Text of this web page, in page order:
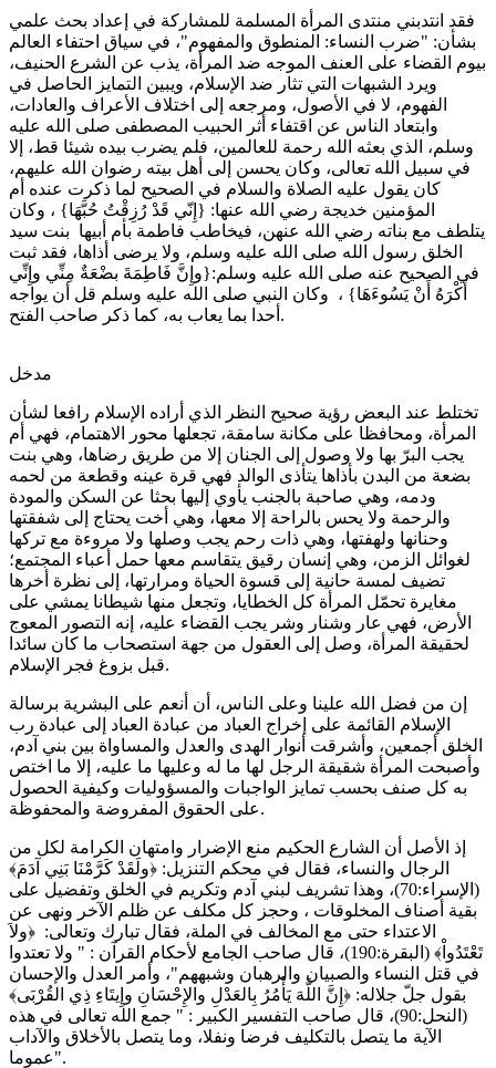
فقد انتدبني منتدى المرأة المسلمة للمشاركة في إعداد بحث علمي
بشأن: "ضرب النساء: المنطوق والمفهوم"، في سياق احتفاء العالم
بيوم القضاء على العنف الموجه ضد المرأة، يذب عن الشرع الحنيف،
ويرد الشبهات التي تثار ضد الإسلام، ويبين التمايز الحاصل في
الفهوم، لا في الأصول، ومرجعه إلى اختلاف الأعراف والعادات،
وابتعاد الناس عن اقتفاء أثر الحبيب المصطفى صلى الله عليه
وسلم، الذي بعثه الله رحمة للعالمين، فلم يضرب بيده شيئا قط، إلا
في سبيل الله تعالى، وكان يحسن إلى أهل بيته رضوان الله عليهم،
كان يقول عليه الصلاة والسلام في الصحيح لما ذكرت عنده أم
المؤمنين خديجة رضي الله عنها: {إِنّي قَدْ رُزِقْتُ حُبَّهَا} ، وكان
يتلطف مع بناته رضي الله عنهن، فيخاطب فاطمة بأم أبيها بنت سيد
الخلق رسول الله صلى الله عليه وسلم، ولا يرضى أذاها، فقد ثبت
في الصحيح عنه صلى الله عليه وسلم:{وإِنَّ فَاطِمَةَ بضْعَةٌ مِنِّي وإِنِّي
أَكْرَهُ أَنْ يَسُوءَهَا} ، وكان النبي صلى الله عليه وسلم قل أن يواجه
أحدا بما يعاب به، كما ذكر صاحب الفتح.
مدخل
تختلط عند البعض رؤية صحيح النظر الذي أراده الإسلام رافعا لشأن
المرأة، ومحافظا على مكانة سامقة، تجعلها محور الاهتمام، فهي أم
يجب البرّ بها ولا وصول إلى الجنان إلا من طريق رضاها، وهي بنت
بضعة من البدن بأذاها يتأذى الوالد فهي قرة عينه وقطعة من لحمه
ودمه، وهي صاحبة بالجنب يأوي إليها بحثا عن السكن والمودة
والرحمة ولا يحس بالراحة إلا معها، وهي أخت يحتاج إلى شفقتها
وحنانها ولهفتها، وهي ذات رحم يجب وصلها ولا مروءة مع تركها
لغوائل الزمن، وهي إنسان رقيق يتقاسم معها حمل أعباء المجتمع؛
تضيف لمسة حانية إلى قسوة الحياة ومرارتها، إلى نظرة أخرها
مغايرة تحمّل المرأة كل الخطايا، وتجعل منها شيطانا يمشي على
الأرض، فهي عار وشنار وشر يجب القضاء عليه، إنه التصور المعوج
لحقيقة المرأة، وصل إلى العقول من جهة استصحاب ما كان سائدا
قبل بزوغ فجر الإسلام.
إن من فضل الله علينا وعلى الناس، أن أنعم على البشرية برسالة
الإسلام القائمة على إخراج العباد من عبادة العباد إلى عبادة رب
الخلق أجمعين، وأشرقت أنوار الهدى والعدل والمساواة بين بني آدم،
وأصبحت المرأة شقيقة الرجل لها ما له وعليها ما عليه، إلا ما اختص
به كل صنف بحسب تمايز الواجبات والمسؤوليات وكيفية الحصول
على الحقوق المفروضة والمحفوظة.
إذ الأصل أن الشارع الحكيم منع الإضرار وامتهان الكرامة لكل من
الرجال والنساء، فقال في محكم التنزيل: ﴿ولَقَدْ كَرَّمْنَا بَنِي آدَمَ﴾
(الإسراء:70)، وهذا تشريف لبني آدم وتكريم في الخلق وتفضيل على
بقية أصناف المخلوقات ، وحجز كل مكلف عن ظلم الآخر ونهى عن
الاعتداء حتى مع المخالف في الملة، فقال تبارك وتعالى: ﴿ولاَ
تَعْتَدُواْ﴾ (البقرة:190)، قال صاحب الجامع لأحكام القرآن : " ولا تعتدوا
في قتل النساء والصبيان والرهبان وشبههم"، وأمر العدل والإحسان
بقول جلّ جلاله: ﴿إِنَّ اللَّهَ يَأْمُرُ بِالعَدْلِ والإِحْسَانِ وإِيتَاءِ ذِي القُرْبَى﴾
(النحل:90)، قال صاحب التفسير الكبير : " جمع الله تعالى في هذه
الآية ما يتصل بالتكليف فرضا ونفلا، وما يتصل بالأخلاق والآداب
عموما".